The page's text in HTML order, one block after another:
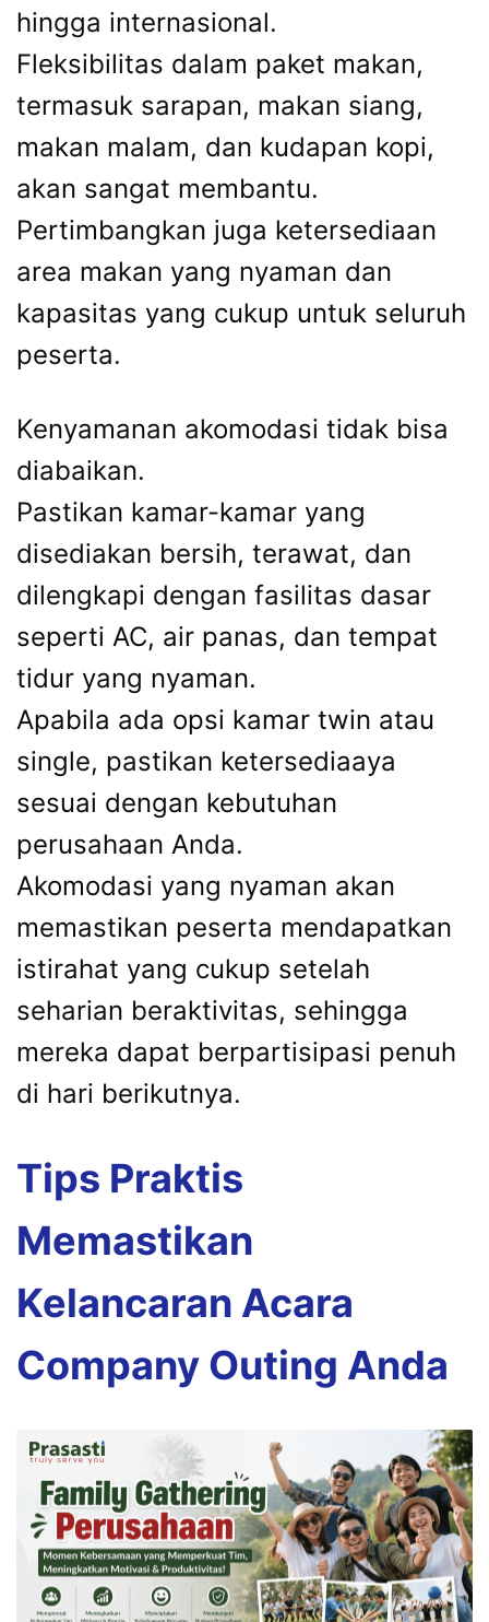
hingga internasional.
Fleksibilitas dalam paket makan,
termasuk sarapan, makan siang,
makan malam, dan kudapan kopi,
akan sangat membantu.
Pertimbangkan juga ketersediaan
area makan yang nyaman dan
kapasitas yang cukup untuk seluruh
peserta.
Kenyamanan akomodasi tidak bisa
diabaikan.
Pastikan kamar-kamar yang
disediakan bersih, terawat, dan
dilengkapi dengan fasilitas dasar
seperti AC, air panas, dan tempat
tidur yang nyaman.
Apabila ada opsi kamar twin atau
single, pastikan ketersediaaya
sesuai dengan kebutuhan
perusahaan Anda.
Akomodasi yang nyaman akan
memastikan peserta mendapatkan
istirahat yang cukup setelah
seharian beraktivitas, sehingga
mereka dapat berpartisipasi penuh
di hari berikutnya.
Tips Praktis
Memastikan
Kelancaran Acara
Company Outing Anda